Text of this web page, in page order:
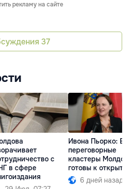
рекламу на сайте
37
с
в сфере
Ивона Пьорко:
переговорные
кластеры
готовы к
6 дней назад